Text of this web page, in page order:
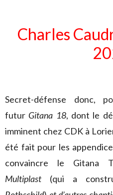
Charles
Secret-défense donc,
futur Gitana 18, dont le
imminent chez CDK à
été fait pour les
convaincre le Gitana
Multiplast(qui a